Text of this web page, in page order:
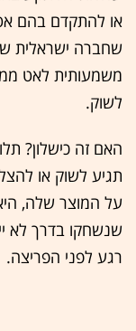
או להתקדם בהם אט
שחברה ישראלית
משמעותית לאט
לשוק.
האם זה כישלון?
תגיע לשוק או
על המוצר שלה,
שנשחקו בדרך לא
רגע לפני הפריצה.